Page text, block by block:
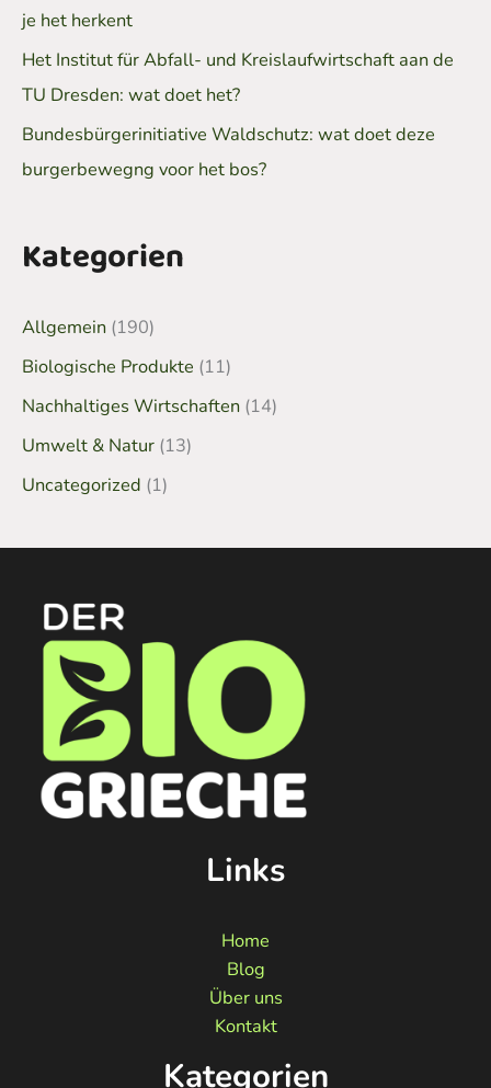
je het herkent
Het Institut für Abfall- und Kreislaufwirtschaft aan de
TU Dresden: wat doet het?
Bundesbürgerinitiative Waldschutz: wat doet deze
burgerbewegng voor het bos?
Kategorien
Allgemein (190)
Biologische Produkte (11)
Nachhaltiges Wirtschaften (14)
Umwelt & Natur (13)
Uncategorized (1)
Links
Home
Blog
Über uns
Kontakt
Kategorien